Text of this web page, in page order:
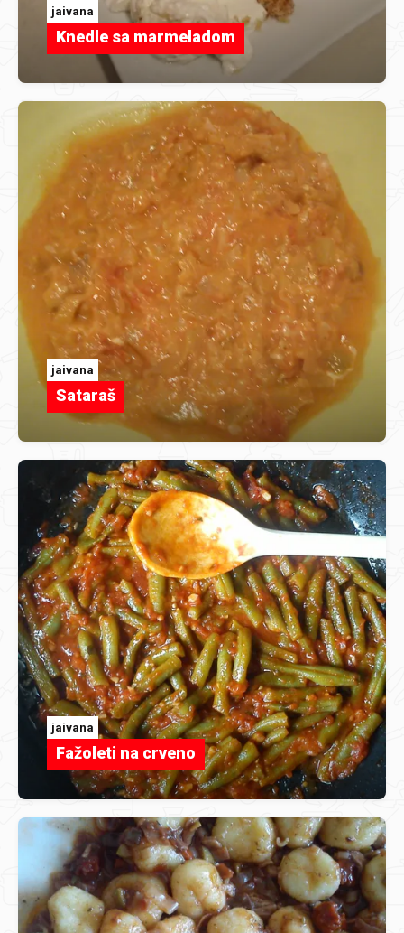
jaivana
Knedle sa marmeladom
jaivana
Sataraš
jaivana
Fažoleti na crveno